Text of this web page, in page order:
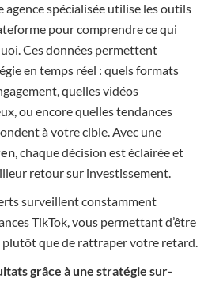
agence spécialisée utilise les outils
pour comprendre ce qui
Ces données permettent
en temps réel : quels formats
quelles vidéos
ou encore quelles tendances
à votre cible. Avec une
, chaque décision est éclairée et
retour sur investissement.
surveillent constamment
TikTok, vous permettant d’être
que de rattraper votre retard.
grâce à une stratégie sur-